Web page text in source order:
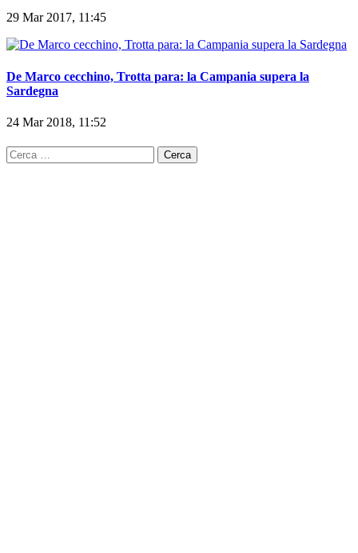
29 Mar 2017, 11:45
De Marco cecchino, Trotta para: la Campania supera la
Sardegna
24 Mar 2018, 11:52
Ricerca
per: